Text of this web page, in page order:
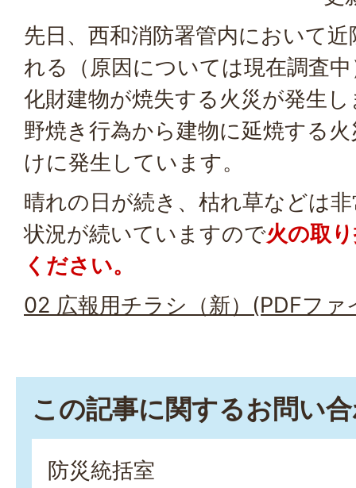
先日、西和消防署管内において
れる（原因については現在調査
化財建物が焼失する火災が発生
野焼き行為から建物に延焼する
けに発生しています。
晴れの日が続き、枯れ草などは
状況が続いていますので火の取
ください。
02 広報用チラシ（新）(PDFファ
この記事に関するお問い
防災統括室